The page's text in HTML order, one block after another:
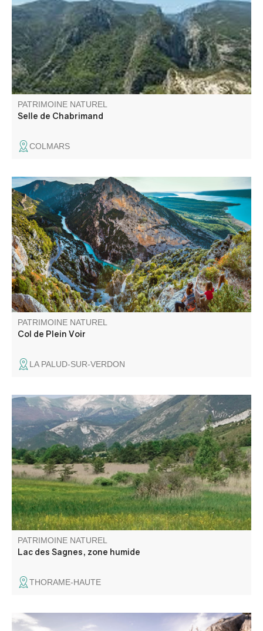
PATRIMOINE NATUREL
Selle de Chabrimand
COLMARS
Le col de Plein Voir, du haut de ses 1168m d'altitude, est
un magnifique point de vue panoramique sur la fin du
canyon et le lac de Sainte-Croix. L'accès se mérite mais
le jeu en vaut la chandelle !
PATRIMOINE NATUREL
Col de Plein Voir
LA PALUD-SUR-VERDON
La zone humide du Lac des Sagnes, à cheval sur les
communes de Thorame-Basse et de Thorame-Haute, se
situe en queue d’une retenue artificielle créée dans les
années 1960 pour l’irrigation.
PATRIMOINE NATUREL
Lac des Sagnes, zone humide
THORAME-HAUTE